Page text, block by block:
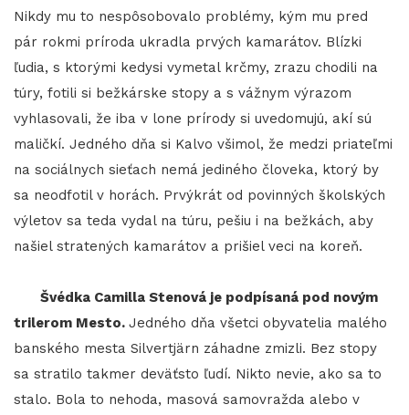
Nikdy mu to nespôsobovalo problémy, kým mu pred
pár rokmi príroda ukradla prvých kamarátov. Blízki
ľudia, s ktorými kedysi vymetal krčmy, zrazu chodili na
túry, fotili si bežkárske stopy a s vážnym výrazom
vyhlasovali, že iba v lone prírody si uvedomujú, akí sú
maličkí. Jedného dňa si Kalvo všimol, že medzi priateľmi
na sociálnych sieťach nemá jediného človeka, ktorý by
sa neodfotil v horách. Prvýkrát od povinných školských
výletov sa teda vydal na túru, pešiu i na bežkách, aby
našiel stratených kamarátov a prišiel veci na koreň.
Švédka Camilla Stenová je podpísaná pod novým
trilerom Mesto. Jedného dňa všetci obyvatelia malého
banského mesta Silvertjärn záhadne zmizli. Bez stopy
sa stratilo takmer deväťsto ľudí. Nikto nevie, ako sa to
stalo. Bola to nehoda, masová samovražda alebo v